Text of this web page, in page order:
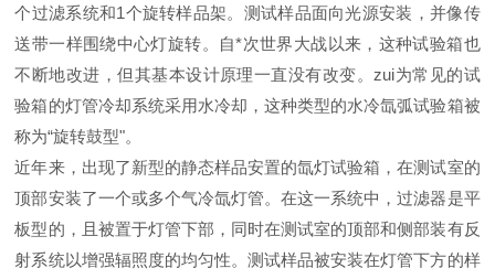
个过滤系统和1个旋转样品架。测试样品面向光源安装，并像传
送带一样围绕中心灯旋转。自*次世界大战以来，这种试验箱也
不断地改进，但其基本设计原理一直没有改变。zui为常见的试
验箱的灯管冷却系统采用水冷却，这种类型的水冷氙弧试验箱被
称为“旋转鼓型"。
近年来，出现了新型的静态样品安置的氙灯试验箱，在测试室的
顶部安装了一个或多个气冷氙灯管。在这一系统中，过滤器是平
板型的，且被置于灯管下部，同时在测试室的顶部和侧部装有反
射系统以增强辐照度的均匀性。测试样品被安装在灯管下方的样